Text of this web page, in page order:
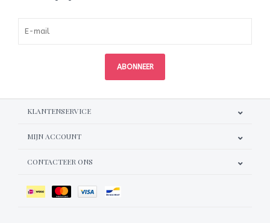
ABONNEER
KLANTENSERVICE
MIJN ACCOUNT
CONTACTEER ONS